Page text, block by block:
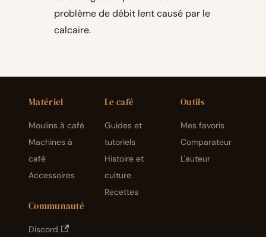
problème de débit lent causé par le
calcaire.
Matériel
Moulins à café
Machines à
café
Accessoires
Le café
Guides et
tutoriels
Histoire et
culture
Recettes
Outils
Mes favoris
Comparateur
L'auteur
Communauté
Discord